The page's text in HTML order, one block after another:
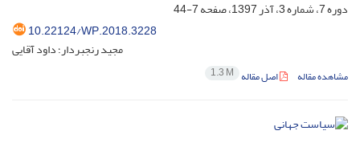
دوره 7، شماره 3، آذر 1397، صفحه
7-44
10.22124/WP.2018.3228
مجید رنجبردار؛ داود آقایی
مشاهده مقاله اصل مقاله 1.3 M